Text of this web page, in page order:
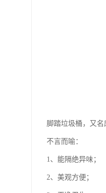
脚踏垃圾桶，又
不言而喻：
1、能隔绝异味；
2、美观方便；